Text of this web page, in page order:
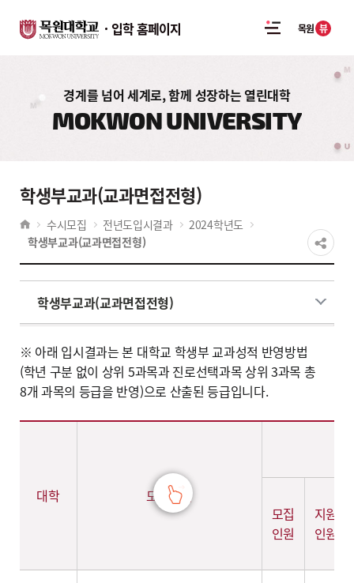
입학 홈페이지 목원 뷰
경계를 넘어 세계로, 함께 성장하는 열린대학
MOKWON UNIVERSITY
학생부교과(교과면접전형)
수시모집 전년도입시결과
2024학년도
학생부교과(교과면접전형)
학생부교과(교과면접전형)
※ 아래 입시결과는 본 대학교 학생부 교과성적 반영방법
(학년 구분 없이 상위 5과목과 진로선택과목 상위 3과목 총
8개 과목의 등급을 반영)으로 산출된 등급입니다.
2024학년도 학생부교과 [교과면접전형] - 계열,대학,학과(부),전공, 학생부교과 [교과면접전형] (모집인원,경쟁률,합격자학생부평균등급,환산점수(평균,만점)) 정보제공
대학
모집단위
모집
인원
지원
인원